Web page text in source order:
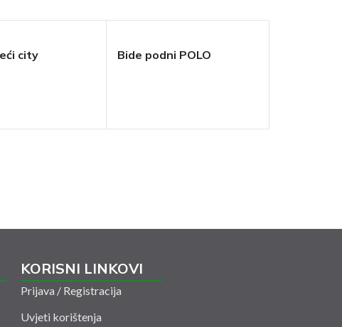
city Bide podni POLO
KORISNI LINKOVI
Prijava / Registracija
Uvjeti korištenja